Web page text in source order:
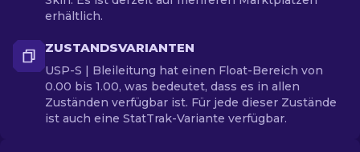
erhältlich.
ZUSTANDSVARIANTEN
USP-S | Bleileitung hat einen Float-Bereich von
0.00 bis 1.00, was bedeutet, dass es in allen
Zuständen verfügbar ist. Für jede dieser Zustände
ist auch eine StatTrak-Variante verfügbar.